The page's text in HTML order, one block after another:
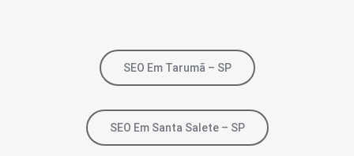
SEO Em Tarumã – SP
SEO Em Santa Salete – SP